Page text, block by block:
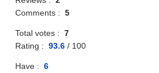
Comments :5
Total votes :7
Rating :93.6 / 100
Have :6